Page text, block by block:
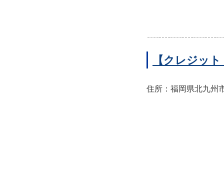
【クレジッ
住所：福岡県北九州